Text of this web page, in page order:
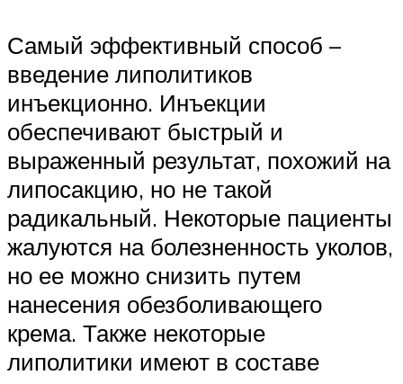
Самый эффективный способ –
введение липолитиков
инъекционно. Инъекции
обеспечивают быстрый и
выраженный результат, похожий на
липосакцию, но не такой
радикальный. Некоторые пациенты
жалуются на болезненность уколов,
но ее можно снизить путем
нанесения обезболивающего
крема. Также некоторые
липолитики имеют в составе